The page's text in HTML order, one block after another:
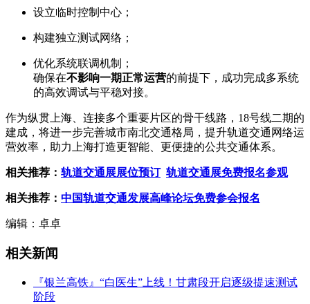
设立临时控制中心；
构建独立测试网络；
优化系统联调机制；
确保在不影响一期正常运营的前提下，成功完成多系统
的高效调试与平稳对接。
作为纵贯上海、连接多个重要片区的骨干线路，18号线二期的
建成，将进一步完善城市南北交通格局，提升轨道交通网络运
营效率，助力上海打造更智能、更便捷的公共交通体系。
相关推荐： 轨道交通展展位预订 轨道交通展免费报名参观
相关推荐： 中国轨道交通发展高峰论坛免费参会报名
编辑：卓卓
相关新闻
『银兰高铁』“白医生”上线！甘肃段开启逐级提速测试
阶段